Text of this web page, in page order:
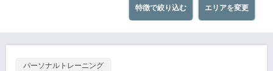
エリアを変更
特徴で絞り込む
パーソナルトレーニング